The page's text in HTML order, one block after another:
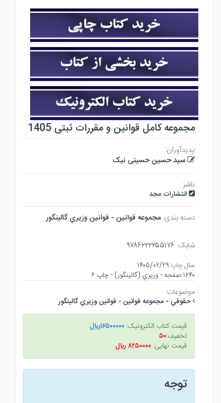
مجموعه کامل قوانین و مقررات ثبتی 1405
پدیدآوران:
سید حسین حسینی نیک
ناشر:
انتشارات مجد
دسته بندی: مجموعه قوانين - قوانين وزيري گالينگور
شابک: ۹۷۸۶۲۲۲۲۵۵۱۷۶
سال چاپ:۱۴۰۵/۰۲/۲۹
۱۲۴۰ صفحه - وزيري (گالينگور) - چاپ ۶
موضوعات:
حقوقي - مجموعه قوانين - قوانين وزيري گالينگور
قیمت کتاب الکترونیک: ۱۶۵۰۰۰۰۰ريال
تخفیف:۵۰
قیمت نهایی: ۸۲۵۰۰۰۰ ريال
توجه